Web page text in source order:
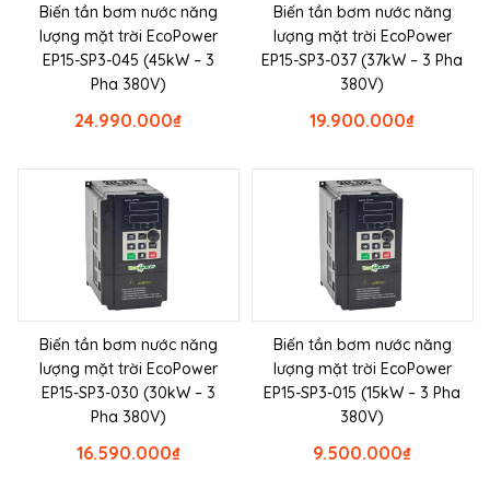
Biến tần bơm nước năng
lượng mặt trời EcoPower
EP15-SP3-045 (45kW – 3
Pha 380V)
₫
24.990.000
Biến tần bơm nước năng
lượng mặt trời EcoPower
EP15-SP3-037 (37kW – 3 Pha
380V)
₫
19.900.000
Biến tần bơm nước năng
lượng mặt trời EcoPower
EP15-SP3-030 (30kW – 3
Pha 380V)
₫
16.590.000
Biến tần bơm nước năng
lượng mặt trời EcoPower
EP15-SP3-015 (15kW – 3 Pha
380V)
₫
9.500.000